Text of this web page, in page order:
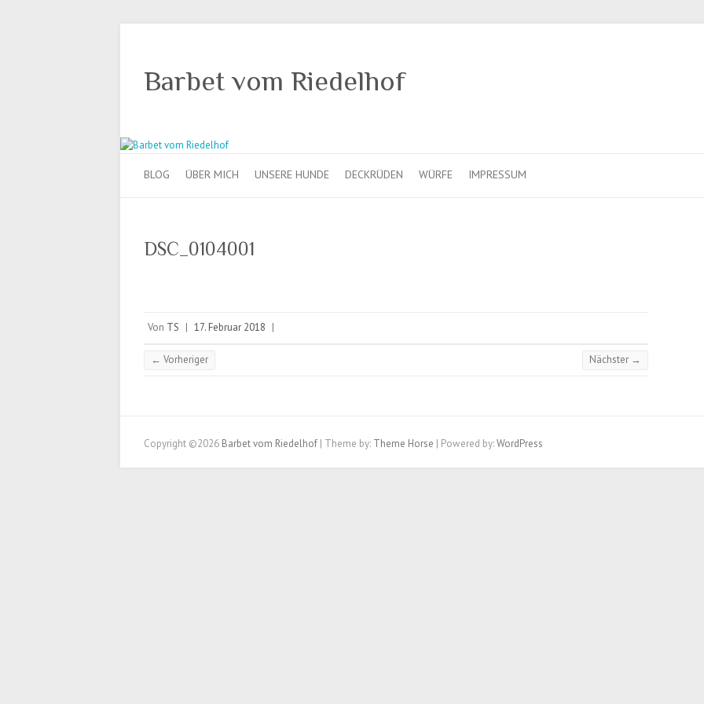
Barbet vom Riedelhof
BLOG ÜBER MICH UNSERE HUNDE DECKRÜDEN WÜRFE IMPRESSUM
DSC_0104001
Von TS | 17. Februar 2018 |
← Vorheriger Nächster →
Copyright ©2026 Barbet vom Riedelhof | Theme by: Theme Horse | Powered by:WordPress